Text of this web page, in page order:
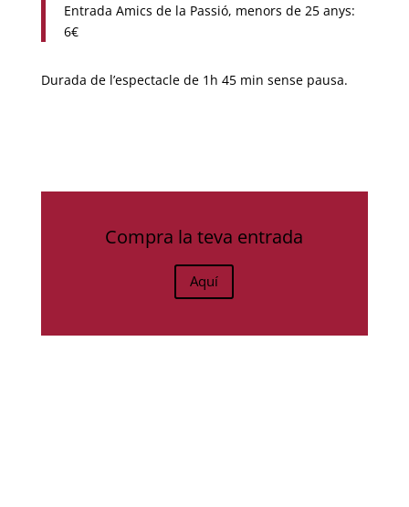
Entrada Amics de la Passió, menors de 25 anys:
6€
Durada de l’espectacle de 1h 45 min sense pausa.
Compra la teva entrada
Aquí